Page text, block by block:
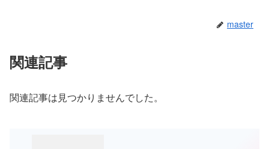
master
関連記事
関連記事は見つかりませんでした。